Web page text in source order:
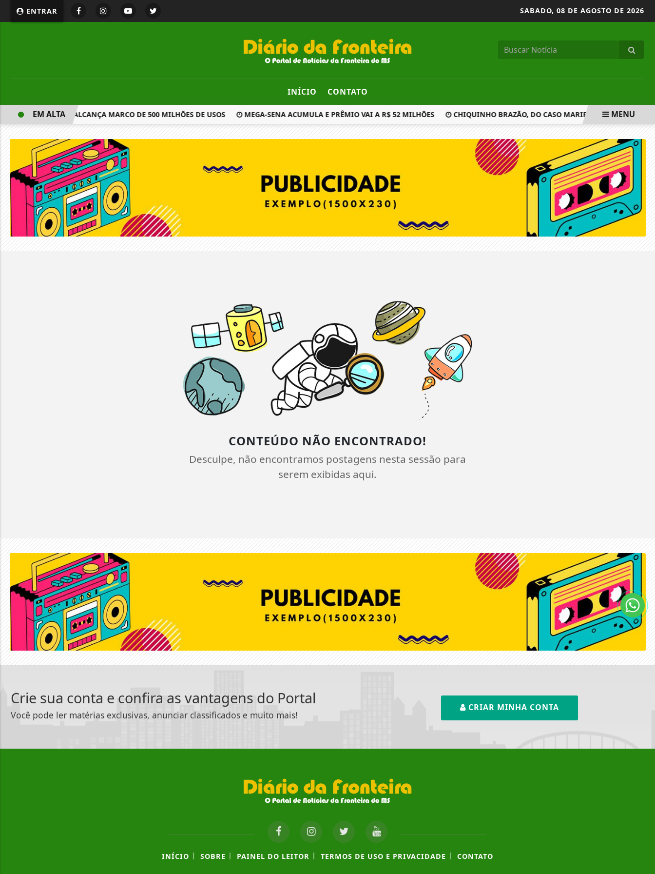
ENTRAR SABADO, 08 DE AGOSTO DE 2026
INÍCIO CONTATO
DO GOV.BR ALCANÇA MARCO DE 500 MILHÕES DE USOS MEGA-SENA ACUMULA E PRÊMIO VAI A R$ 52 MILHÕES CHIQUINHO BRAZÃO, DO CASO MARIELLE, É ALVO DE
EM ALTA MENU
CONTEÚDO NÃO ENCONTRADO!
Desculpe, não encontramos postagens nesta sessão para
serem exibidas aqui.
Crie sua conta e confira as vantagens do Portal
Você pode ler matérias exclusivas, anunciar classificados e muito mais!
CRIAR MINHA CONTA
INÍCIO | SOBRE | PAINEL DO LEITOR | TERMOS DE USO E PRIVACIDADE | CONTATO